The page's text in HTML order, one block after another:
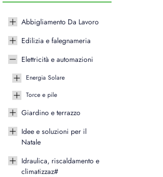
Abbigliamento Da Lavoro
Edilizia e falegnameria
Elettricità e automazioni
Energia Solare
Torce e pile
Giardino e terrazzo
Idee e soluzioni per il
Natale
Idraulica, riscaldamento e
climatizzaz#